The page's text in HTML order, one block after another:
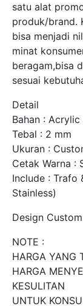
satu alat
produk/brand.
bisa menjadi
minat
beragam,bisa
sesuai
Detail
Bahan :
Tebal : 2 mm
Ukuran :
Cetak Warna :
Include : Trafo
Stainless)
Design
NOTE :
HARGA YANG
HARGA
KESULITAN
UNTUK